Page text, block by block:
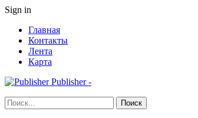
Sign in
Главная
Контакты
Лента
Карта
Publisher -